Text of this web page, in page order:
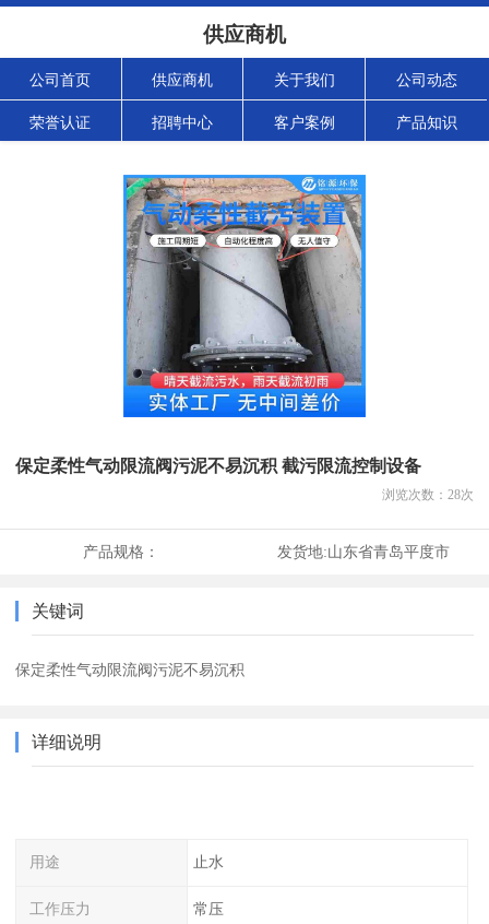
供应商机
公司首页 供应商机 关于我们 公司动态
荣誉认证 招聘中心 客户案例 产品知识
保定柔性气动限流阀污泥不易沉积 截污限流控制设备
浏览次数： 28次
产品规格： 发货地:山东省青岛平度市
关键词
保定柔性气动限流阀污泥不易沉积
详细说明
用途 止水
工作压力 常压